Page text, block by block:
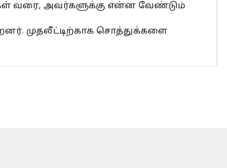
வரை, அவர்களுக்கு என்ன வேண்டும்
முதலீட்டிற்காக சொத்துக்களை